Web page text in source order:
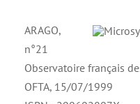
ARAGO,
n°21
Observatoire français
OFTA, 15/07/1999